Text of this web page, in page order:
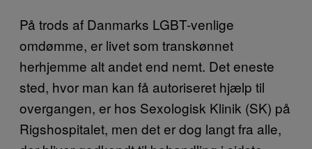
På trods af Danmarks LGBT-venlige
omdømme, er livet som transkønnet
herhjemme alt andet end nemt. Det eneste
sted, hvor man kan få autoriseret hjælp til
overgangen, er hos Sexologisk Klinik (SK) på
Rigshospitalet, men det er dog langt fra alle,